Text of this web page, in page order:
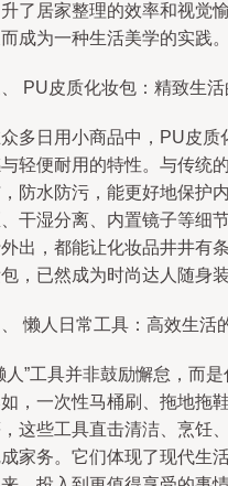
了居家整理的效率和视觉
成为一种生活美学的实践。
PU皮质化妆包：精致生
多日用小商品中，PU皮
轻便耐用的特性。与传统
防水防污，能更好地保护
干湿分离、内置镜子等细
出，都能让化妆品井井有
，已然成为时尚达人随身
懒人日常工具：高效生活
人”工具并非鼓励懈怠，而
，一次性马桶刷、拖地拖
这些工具直击清洁、烹饪
家务。它们体现了现代生